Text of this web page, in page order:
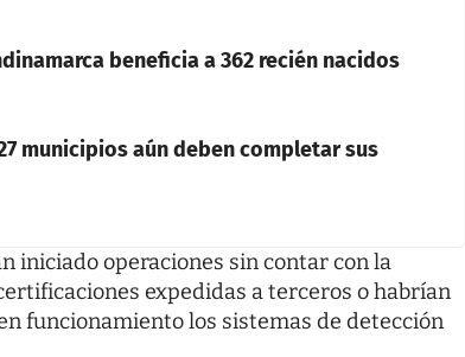
beneficia a 362 recién nacidos
municipios aún deben completar sus
iniciado operaciones sin contar con la
expedidas a terceros o habrían
funcionamiento los sistemas de detección